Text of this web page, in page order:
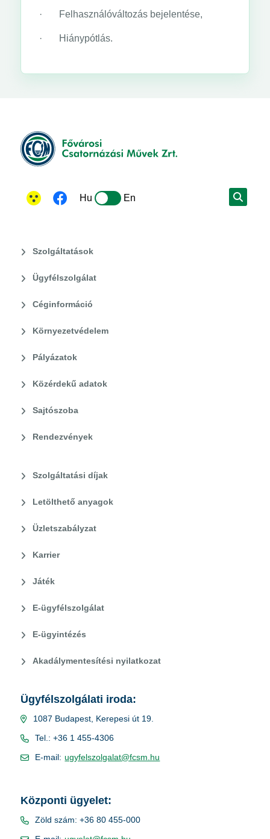
· Felhasználóváltozás bejelentése,
· Hiánypótlás.
Hu En
Szolgáltatások
Ügyfélszolgálat
Céginformáció
Környezetvédelem
Pályázatok
Közérdekű adatok
Sajtószoba
Rendezvények
Szolgáltatási díjak
Letölthető anyagok
Üzletszabályzat
Karrier
Játék
E-ügyfélszolgálat
E-ügyintézés
Akadálymentesítési nyilatkozat
Ügyfélszolgálati iroda:
1087 Budapest, Kerepesi út 19.
Tel.: +36 1 455-4306
E-mail: ugyfelszolgalat@fcsm.hu
Központi ügyelet:
Zöld szám: +36 80 455-000